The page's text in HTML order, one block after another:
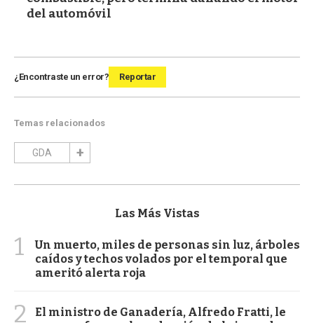
del automóvil
¿Encontraste un error? Reportar
Temas relacionados
GDA
Las Más Vistas
1
Un muerto, miles de personas sin luz, árboles
caídos y techos volados por el temporal que
ameritó alerta roja
2
El ministro de Ganadería, Alfredo Fratti, le